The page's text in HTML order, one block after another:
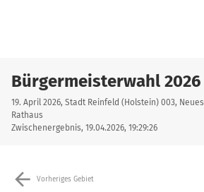
Bürgermeisterwahl 2026
19. April 2026, Stadt Reinfeld (Holstein) 003, Neues
Rathaus
Zwischenergebnis, 19.04.2026, 19:29:26
arrow_back Vorheriges Gebiet